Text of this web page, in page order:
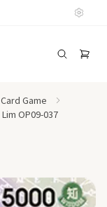
Game
Lim OP09-037